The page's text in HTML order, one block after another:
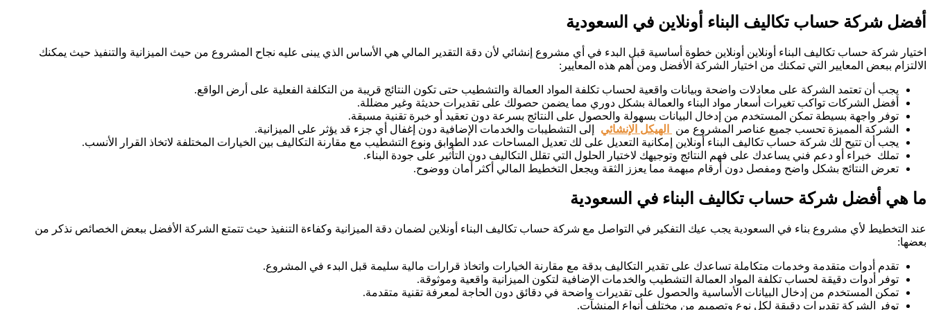
أفضل شركة حساب تكاليف البناء أونلاين في السعودية
اختيار شركة حساب تكاليف البناء أونلاين أونلاين خطوة أساسية قبل البدء في أي مشروع إنشائي لأن دقة التقدير المالي هي الأساس الذي يبنى عليه نجاح المشروع من حيث الميزانية والتنفيذ حيث يمكنك
الالتزام ببعض المعايير التي تمكنك من اختيار الشركة الأفضل ومن أهم هذه المعايير:
يجب أن تعتمد الشركة على معادلات واضحة وبيانات واقعية لحساب تكلفة المواد العمالة والتشطيب حتى تكون النتائج قريبة من التكلفة الفعلية على أرض الواقع.
أفضل الشركات تواكب تغيرات أسعار مواد البناء والعمالة بشكل دوري مما يضمن حصولك على تقديرات حديثة وغير مضللة.
توفر واجهة بسيطة تمكن المستخدم من إدخال البيانات بسهولة والحصول على النتائج بسرعة دون تعقيد أو خبرة تقنية مسبقة.
الشركة المميزة تحسب جميع عناصر المشروع من
الهيكل الإنشائي
إلى التشطيبات والخدمات الإضافية دون إغفال أي جزء قد يؤثر على الميزانية.
يجب أن تتيح لك شركة حساب تكاليف البناء أونلاين إمكانية التعديل على لك تعديل المساحات عدد الطوابق ونوع التشطيب مع مقارنة التكاليف بين الخيارات المختلفة لاتخاذ القرار الأنسب.
تملك خبراء أو دعم فني يساعدك على فهم النتائج وتوجيهك لاختيار الحلول التي تقلل التكاليف دون التأثير على جودة البناء.
تعرض النتائج بشكل واضح ومفصل دون أرقام مبهمة مما يعزز الثقة ويجعل التخطيط المالي أكثر أمان ووضوح.
ما هي أفضل شركة حساب تكاليف البناء في السعودية
عند التخطيط لأي مشروع بناء في السعودية يجب عيك التفكير في التواصل مع شركة حساب تكاليف البناء أونلاين لضمان دقة الميزانية وكفاءة التنفيذ حيث تتمتع الشركة الأفضل ببعض الخصائص نذكر من
بعضها:
تقدم أدوات متقدمة وخدمات متكاملة تساعدك على تقدير التكاليف بدقة مع مقارنة الخيارات واتخاذ قرارات مالية سليمة قبل البدء في المشروع.
توفر أدوات دقيقة لحساب تكلفة المواد العمالة التشطيب والخدمات الإضافية لتكون الميزانية واقعية وموثوقة.
تمكن المستخدم من إدخال البيانات الأساسية والحصول على تقديرات واضحة في دقائق دون الحاجة لمعرفة تقنية متقدمة.
توفر الشركة تقديرات دقيقة لكل نوع وتصميم من مختلف أنواع المنشآت.